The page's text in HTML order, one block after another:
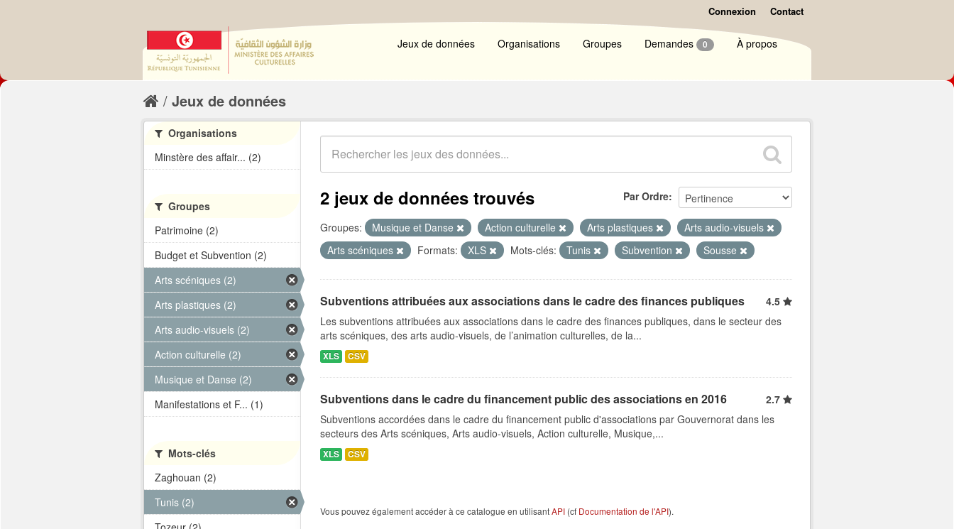
Connexion Contact
Jeux de données Organisations Groupes Demandes 0 À propos
Jeux de données
Par Ordre
2 jeux de données trouvés
Groupes: Musique et Danse Action culturelle Arts plastiques
Arts audio-visuels
Arts scéniques
Formats: XLS Mots-clés: Tunis Subvention Sousse
Subventions attribuées aux associations dans le cadre des finances publiques
4.5
Les subventions attribuées aux associations dans le cadre des finances publiques, dans le secteur des
arts scéniques, des arts audio-visuels, de l’animation culturelles, de la...
XLS CSV
Subventions dans le cadre du financement public des associations en 2016
2.7
Subventions accordées dans le cadre du financement public d'associations par Gouvernorat dans les
secteurs des Arts scéniques, Arts audio-visuels, Action culturelle, Musique,...
XLS CSV
Vous pouvez également accéder à ce catalogue en utilisantAPI (cf Documentation de l'API).
Organisations
Minstère des affair... (2)
Groupes
Patrimoine (2)
Budget et Subvention (2)
Arts scéniques (2)
Arts plastiques (2)
Arts audio-visuels (2)
Action culturelle (2)
Musique et Danse (2)
Manifestations et F... (1)
Mots-clés
Zaghouan (2)
Tunis (2)